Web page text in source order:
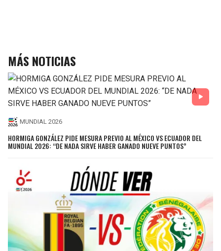
MÁS NOTICIAS
MUNDIAL 2026
HORMIGA GONZÁLEZ PIDE MESURA PREVIO AL MÉXICO VS ECUADOR DEL
MUNDIAL 2026: “DE NADA SIRVE HABER GANADO NUEVE PUNTOS”